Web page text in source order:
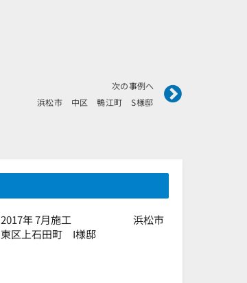
次の事例へ
浜松市 中区 鴨江町 S様邸
Next
2017年 7月施工 浜松市
東区上石田町 I様邸